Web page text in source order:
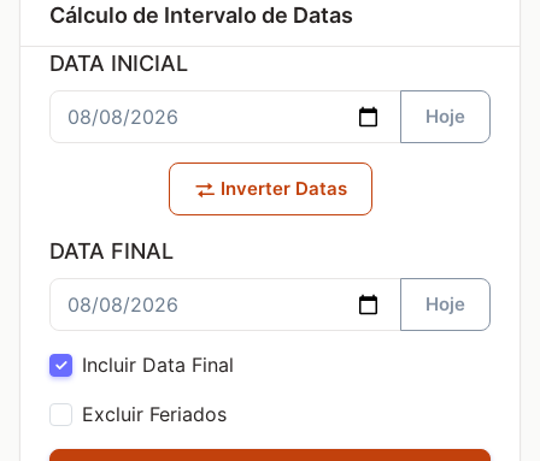
Cálculo de Intervalo de Datas
DATA INICIAL
Hoje
Inverter Datas
DATA FINAL
Hoje
Incluir Data Final
Excluir Feriados